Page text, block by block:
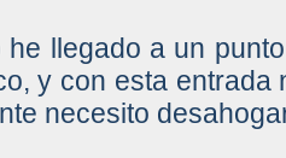
llegado a un
y con esta entrada
necesito